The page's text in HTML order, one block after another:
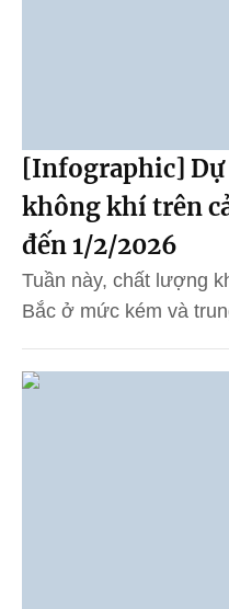
[Infographic] Dự
không khí trên
đến 1/2/2026
Tuần này, chất lượng
Bắc ở mức kém và